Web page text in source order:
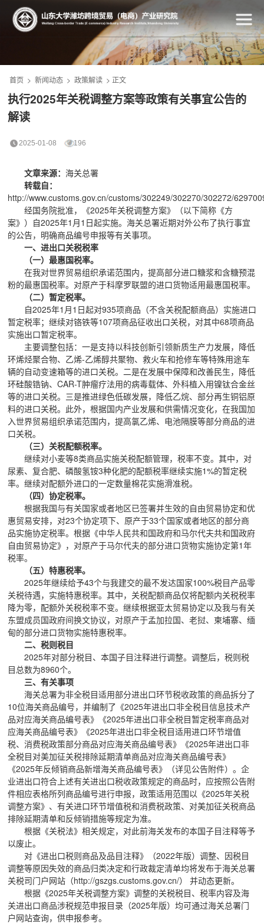
首页 > 新闻动态 > 政策解读 > 正文
执行2025年关税调整方案等政策有关事宜公告的
解读
2025-01-08 196
文章来源： 海关总署
转载自：
http://www.customs.gov.cn/customs/302249/302270/302272/
经国务院批准，《2025年关税调整方案》（以下简称《方
案》）自2025年1月1日起实施。海关总署近期对外公布了执行事宜
的公告，明确商品编号申报等有关事项。
一、进出口关税税率
（一）最惠国税率。
在我对世界贸易组织承诺范围内，提高部分进口糖浆和含糖预混
粉的最惠国税率。对原产于科摩罗联盟的进口货物适用最惠国税率。
（二）暂定税率。
自2025年1月1日起对935项商品（不含关税配额商品）实施进口
暂定税率；继续对铬铁等107项商品征收出口关税，对其中68项商品
实施出口暂定税率。
主要调整包括：一是支持以科技创新引领新质生产力发展，降低
环烯烃聚合物、乙烯-乙烯醇共聚物、救火车和抢修车等特殊用途车
辆的自动变速箱等的进口关税。二是在发展中保障和改善民生，降低
环硅酸锆钠、CAR-T肿瘤疗法用的病毒载体、外科植入用镍钛合金丝
等的进口关税。三是推进绿色低碳发展，降低乙烷、部分再生铜铝原
料的进口关税。此外，根据国内产业发展和供需情况变化，在我国加
入世界贸易组织承诺范围内，提高氯乙烯、电池隔膜等部分商品的进
口关税。
（三）关税配额税率。
继续对小麦等8类商品实施关税配额管理，税率不变。其中，对
尿素、复合肥、磷酸氢铵3种化肥的配额税率继续实施1%的暂定税
率。继续对配额外进口的一定数量棉花实施滑准税。
（四）协定税率。
根据我国与有关国家或者地区已签署并生效的自由贸易协定和优
惠贸易安排，对23个协定项下、原产于33个国家或者地区的部分商
品实施协定税率。根据《中华人民共和国政府和马尔代夫共和国政府
自由贸易协定》，对原产于马尔代夫的部分进口货物实施协定第1年
税率。
（五）特惠税率。
2025年继续给予43个与我建交的最不发达国家100%税目产品零
关税待遇，实施特惠税率。其中，关税配额商品仅将配额内关税税率
降为零，配额外关税税率不变。继续根据亚太贸易协定以及我与有关
东盟成员国政府间换文协议，对原产于孟加拉国、老挝、柬埔寨、缅
甸的部分进口货物实施特惠税率。
二、税则税目
2025年对部分税目、本国子目注释进行调整。调整后，税则税
目总数为8960个。
三、有关事项
海关总署为非全税目适用部分进出口环节税收政策的商品拆分了
10位海关商品编号，并编制了《2025年进出口非全税目信息技术产
品对应海关商品编号表》《2025年进出口非全税目暂定税率商品对
应海关商品编号表》《2025年进出口非全税目适用进口环节增值
税、消费税政策部分商品对应海关商品编号表》《2025年进出口非
全税目对美加征关税排除延期清单商品对应海关商品编号表》
《2025年反倾销商品新增海关商品编号表》（详见公告附件）。企
业进出口符合上述有关进出口税收政策规定的商品时，应按照公告附
件相应表格所列商品编号进行申报，政策适用范围以《2025年关税
调整方案》、有关进口环节增值税和消费税政策、对美加征关税商品
排除延期清单和反倾销措施等规定为准。
根据《关税法》相关规定，对此前海关发布的本国子目注释等予
以废止。
对《进出口税则商品及品目注释》（2022年版）调整、因税目
调整等原因失效的商品归类决定和行政裁定清单均将发布于海关总署
关税司门户网站（http://gszgs.customs.gov.cn/） 并动态更新。
根据《2025年关税调整方案》调整的关税税目、税率内容及海
关进出口商品涉税规范申报目录（2025年版）均可通过海关总署门
户网站查询，供申报参考。